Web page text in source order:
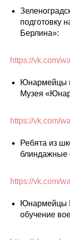
подготовку
Берлина»:
https://vk.com/
Юнармейцы
Музея
https://vk.com/
Ребята из
блиндажные
https://vk.com/
Юнармейцы
обучение